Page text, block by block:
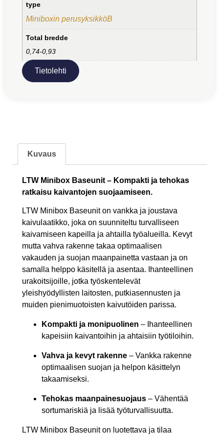
type
Miniboxin perusyksikköB
Total bredde
0,74-0,93
Tietolehti
Kuvaus
LTW Minibox Baseunit – Kompakti ja tehokas
ratkaisu kaivantojen suojaamiseen.
LTW Minibox Baseunit on vankka ja joustava
kaivulaatikko, joka on suunniteltu turvalliseen
kaivamiseen kapeilla ja ahtailla työalueilla. Kevyt
mutta vahva rakenne takaa optimaalisen
vakauden ja suojan maanpainetta vastaan ja on
samalla helppo käsitellä ja asentaa. Ihanteellinen
urakoitsijoille, jotka työskentelevät
yleishyödyllisten laitosten, putkiasennusten ja
muiden pienimuotoisten kaivutöiden parissa.
Kompakti ja monipuolinen – Ihanteellinen
kapeisiin kaivantoihin ja ahtaisiin työtiloihin.
Vahva ja kevyt rakenne – Vankka rakenne
optimaalisen suojan ja helpon käsittelyn
takaamiseksi.
Tehokas maanpainesuojaus – Vähentää
sortumariskiä ja lisää työturvallisuutta.
LTW Minibox Baseunit on luotettava ja tilaa